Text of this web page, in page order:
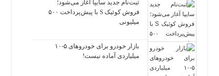
ثبت‌نام جدید سایپا آغاز می‌شود؛
فروش کوئیک S با پیش‌پرداخت ۵۰۰
میلیونی
بازار خودرو برای خودروهای ۵-۱۰
میلیاردی آماده نیست!